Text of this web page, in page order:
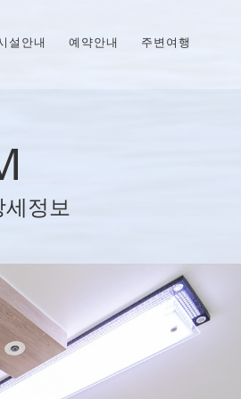
설안내 예약안내 주변여행
정보